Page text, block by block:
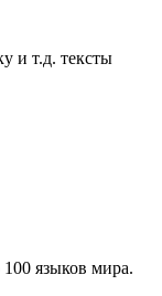
и т.д. тексты
языков мира.